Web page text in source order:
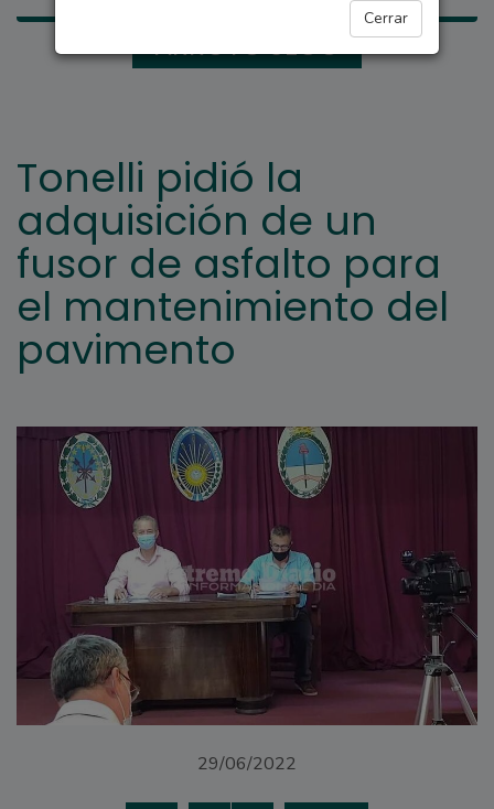
Cerrar
ARROYO SECO
Tonelli pidió la
adquisición de un
fusor de asfalto para
el mantenimiento del
pavimento
29/06/2022